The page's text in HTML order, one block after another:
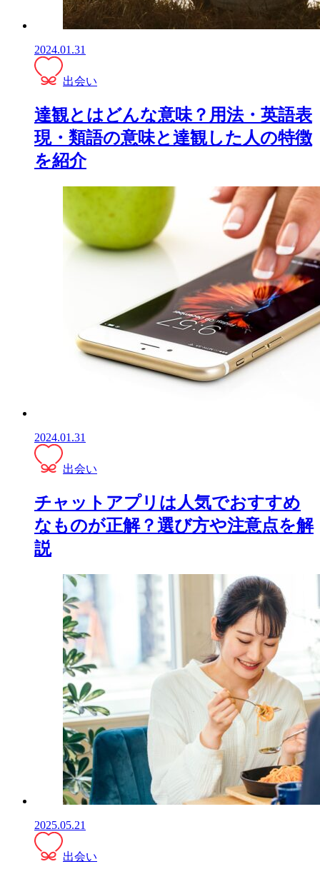
2024.01.31
出会い
達観とはどんな意味？用法・英語表
現・類語の意味と達観した人の特徴
を紹介
2024.01.31
出会い
チャットアプリは人気でおすすめ
なものが正解？選び方や注意点を解
説
2025.05.21
出会い